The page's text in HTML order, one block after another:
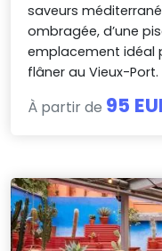
saveurs
ombragée, d’une
emplacement idéal
flâner au Vieux-Port.
À partir de 95